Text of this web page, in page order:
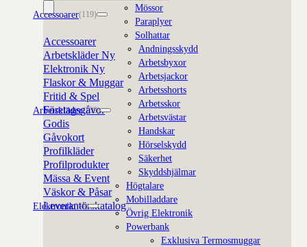
Accessoarer
Arbetskläder
Elektronik
Flaskor & Muggar
Fritid & Spel
Företagsgåvor
Godis
Gåvokort
Profilkläder
Profilprodukter
Mässa & Event
Väskor & Påsar
Leverantörskatalog
Accessoarer(119)
Mössor
Paraplyer
Solhattar
Arbetskläder(109)
Andningsskydd
Arbetsbyxor
Arbetsjackor
Arbetsshorts
Arbetsskor
Arbetsvästar
Handskar
Hörselskydd
Säkerhet
Skyddshjälmar
Elektronik(44)
Högtalare
Mobilladdare
Övrig Elektronik
Powerbank
Exklusiva Termosmuggar